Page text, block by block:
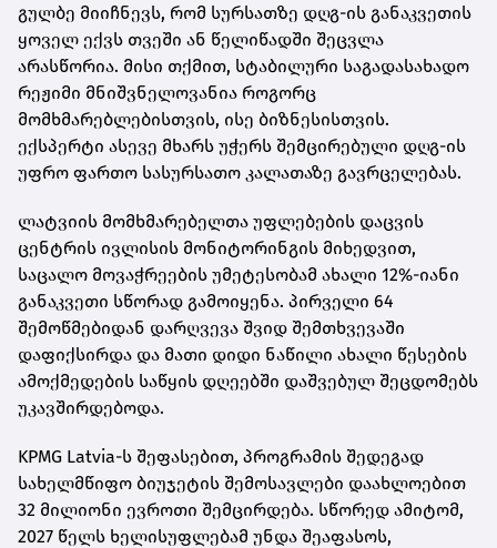
გულბე მიიჩნევს, რომ სურსათზე დღგ-ის განაკვეთის
ყოველ ექვს თვეში ან წელიწადში შეცვლა
არასწორია. მისი თქმით, სტაბილური საგადასახადო
რეჟიმი მნიშვნელოვანია როგორც
მომხმარებლებისთვის, ისე ბიზნესისთვის.
ექსპერტი ასევე მხარს უჭერს შემცირებული დღგ-ის
უფრო ფართო სასურსათო კალათაზე გავრცელებას.
ლატვიის მომხმარებელთა უფლებების დაცვის
ცენტრის ივლისის მონიტორინგის მიხედვით,
საცალო მოვაჭრეების უმეტესობამ ახალი 12%-იანი
განაკვეთი სწორად გამოიყენა. პირველი 64
შემოწმებიდან დარღვევა შვიდ შემთხვევაში
დაფიქსირდა და მათი დიდი ნაწილი ახალი წესების
ამოქმედების საწყის დღეებში დაშვებულ შეცდომებს
უკავშირდებოდა.
KPMG Latvia-ს შეფასებით, პროგრამის შედეგად
სახელმწიფო ბიუჯეტის შემოსავლები დაახლოებით
32 მილიონი ევროთი შემცირდება. სწორედ ამიტომ,
2027 წელს ხელისუფლებამ უნდა შეაფასოს,